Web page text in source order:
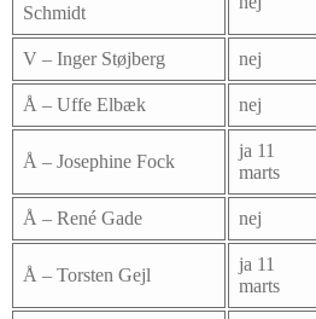
Schmidt
V – Inger Støjberg nej
Å – Uffe Elbæk nej
Å – Josephine Fock
ja 11
marts
Å – René Gade nej
Å – Torsten Gejl
ja 11
marts